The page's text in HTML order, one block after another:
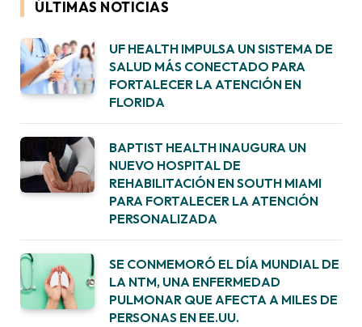
ÚLTIMAS NOTICIAS
UF HEALTH IMPULSA UN SISTEMA DE
SALUD MÁS CONECTADO PARA
FORTALECER LA ATENCIÓN EN
FLORIDA
BAPTIST HEALTH INAUGURA UN
NUEVO HOSPITAL DE
REHABILITACIÓN EN SOUTH MIAMI
PARA FORTALECER LA ATENCIÓN
PERSONALIZADA
SE CONMEMORÓ EL DÍA MUNDIAL DE
LA NTM, UNA ENFERMEDAD
PULMONAR QUE AFECTA A MILES DE
PERSONAS EN EE.UU.